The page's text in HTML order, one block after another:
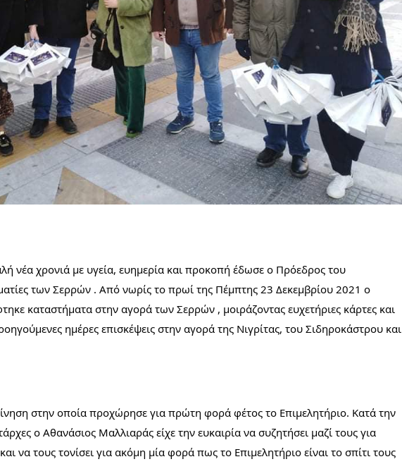
νέα χρονιά με υγεία, ευημερία και προκοπή έδωσε ο Πρόεδρος του
των Σερρών . Από νωρίς το πρωί της Πέμπτης 23 Δεκεμβρίου 2021 ο
καταστήματα στην αγορά των Σερρών , μοιράζοντας ευχετήριες κάρτες και
ημέρες επισκέψεις στην αγορά της Νιγρίτας, του Σιδηροκάστρου και
στην οποία προχώρησε για πρώτη φορά φέτος το Επιμελητήριο. Κατά την
ο Αθανάσιος Μαλλιαράς είχε την ευκαιρία να συζητήσει μαζί τους για
να τους τονίσει για ακόμη μία φορά πως το Επιμελητήριο είναι το σπίτι τους